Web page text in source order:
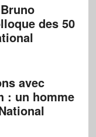
des 50
avec
: un homme